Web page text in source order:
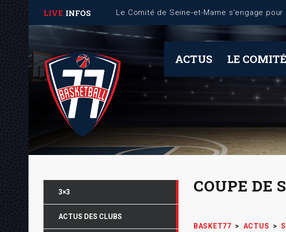
LIVE INFOS
ACTUS LE COMITÉ
COUPE DE
BASKET77 > ACTUS >
3×3
ACTUS DES CLUBS